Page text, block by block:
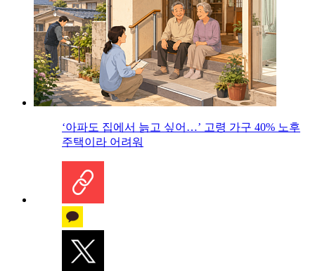
‘아파도 집에서 늙고 싶어…’ 고령 가구 40% 노후
주택이라 어려워